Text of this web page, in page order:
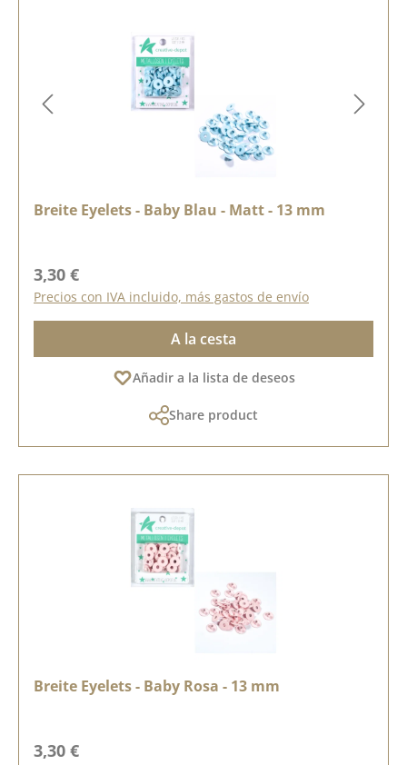
Breite Eyelets - Baby Blau - Matt - 13 mm
Precio normal:
3,30 €
Precios con IVA incluido, más gastos de envío
A la cesta
Añadir a la lista de deseos
Share product
Breite Eyelets - Baby Rosa - 13 mm
Precio normal:
3,30 €